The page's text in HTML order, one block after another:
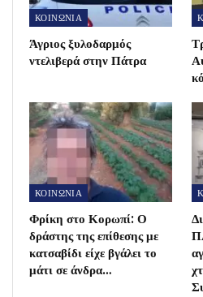
ΚΟΙΝΩΝΙΑ
Άγριος ξυλοδαρμός
ντελιβερά στην Πάτρα
ΚΟΙΝΩΝΙΑ
Φρίκη στο Κορωπί: Ο
δράστης της επίθεσης με
κατσαβίδι είχε βγάλει το
μάτι σε άνδρα…